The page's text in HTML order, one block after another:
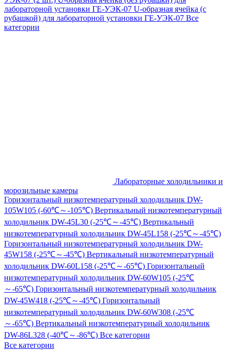
лабораторной установки ГЕ-УЭК-07 U-образная ячейка (с
рубашкой) для лабораторной установки ГЕ-УЭК-07 Все
категории
Лабораторные холодильники и
морозильные камеры
Горизонтальный низкотемпературный холодильник DW-
105W105 (-60℃～-105℃) Вертикальный низкотемпературный
холодильник DW-45L30 (-25℃～-45℃) Вертикальный
низкотемпературный холодильник DW-45L158 (-25℃～-45℃)
Горизонтальный низкотемпературный холодильник DW-
45W158 (-25℃～-45℃) Вертикальный низкотемпературный
холодильник DW-60L158 (-25℃～-65℃) Горизонтальный
низкотемпературный холодильник DW-60W105 (-25℃
～-65℃) Горизонтальный низкотемпературный холодильник
DW-45W418 (-25℃～-45℃) Горизонтальный
низкотемпературный холодильник DW-60W308 (-25℃
～-65℃) Вертикальный низкотемпературный холодильник
DW-86L328 (-40℃～-86℃) Все категории
Все категории